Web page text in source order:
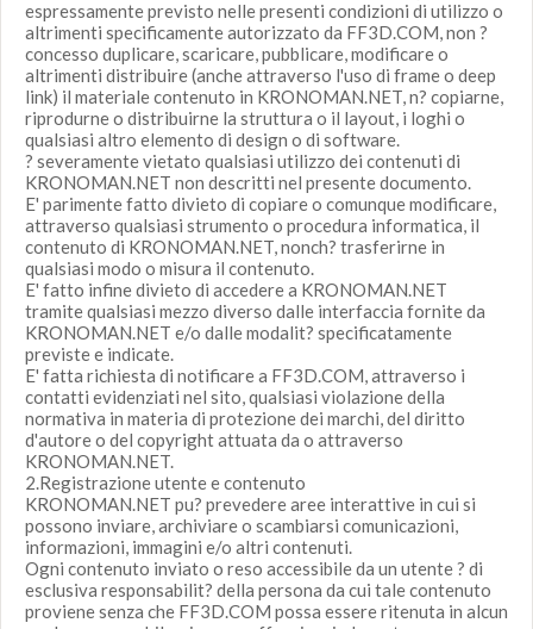
espressamente previsto nelle presenti condizioni di utilizzo o
altrimenti specificamente autorizzato da FF3D.COM, non ?
concesso duplicare, scaricare, pubblicare, modificare o
altrimenti distribuire (anche attraverso l'uso di frame o deep
link) il materiale contenuto in KRONOMAN.NET, n? copiarne,
riprodurne o distribuirne la struttura o il layout, i loghi o
qualsiasi altro elemento di design o di software.
? severamente vietato qualsiasi utilizzo dei contenuti di
KRONOMAN.NET non descritti nel presente documento.
E' parimente fatto divieto di copiare o comunque modificare,
attraverso qualsiasi strumento o procedura informatica, il
contenuto di KRONOMAN.NET, nonch? trasferirne in
qualsiasi modo o misura il contenuto.
E' fatto infine divieto di accedere a KRONOMAN.NET
tramite qualsiasi mezzo diverso dalle interfaccia fornite da
KRONOMAN.NET e/o dalle modalit? specificatamente
previste e indicate.
E' fatta richiesta di notificare a FF3D.COM, attraverso i
contatti evidenziati nel sito, qualsiasi violazione della
normativa in materia di protezione dei marchi, del diritto
d'autore o del copyright attuata da o attraverso
KRONOMAN.NET.
2.Registrazione utente e contenuto
KRONOMAN.NET pu? prevedere aree interattive in cui si
possono inviare, archiviare o scambiarsi comunicazioni,
informazioni, immagini e/o altri contenuti.
Ogni contenuto inviato o reso accessibile da un utente ? di
esclusiva responsabilit? della persona da cui tale contenuto
proviene senza che FF3D.COM possa essere ritenuta in alcun